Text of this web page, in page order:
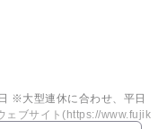
ブサイト(https://www.fujik